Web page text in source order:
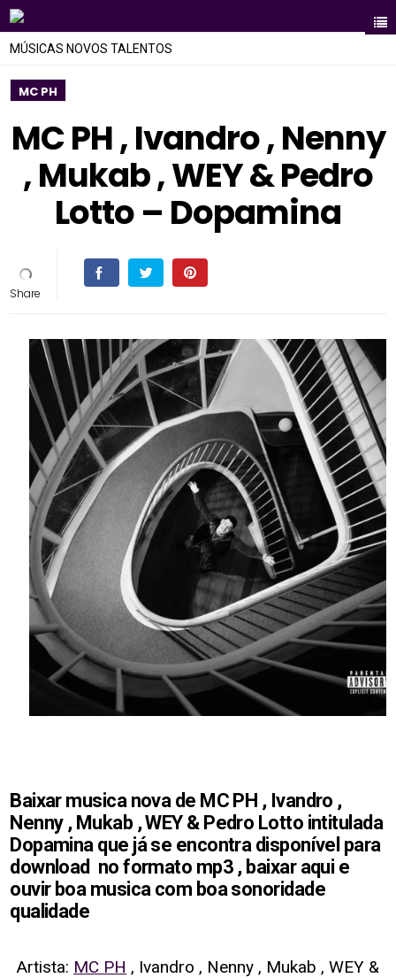
MÚSICAS NOVOS TALENTOS
MC PH
MC PH , Ivandro , Nenny
, Mukab , WEY & Pedro
Lotto – Dopamina
Baixar musica nova de MC PH , Ivandro ,
Nenny , Mukab , WEY & Pedro Lotto intitulada
Dopamina que já se encontra disponível para
download no formato mp3 , baixar aqui e
ouvir boa musica com boa sonoridade
qualidade
Artista: MC PH , Ivandro , Nenny , Mukab , WEY &